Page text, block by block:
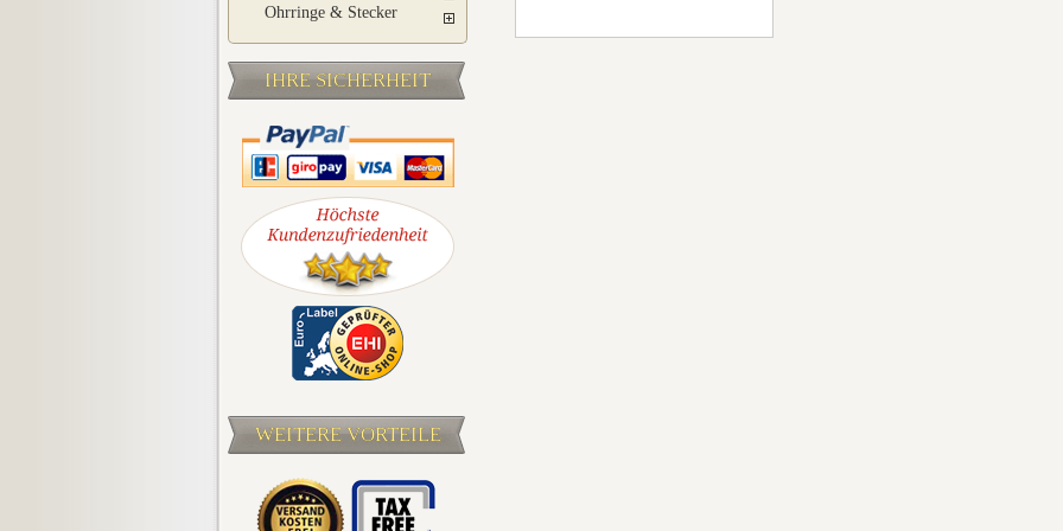
Ohrringe & Stecker
IHRE SICHERHEIT
WEITERE VORTEILE